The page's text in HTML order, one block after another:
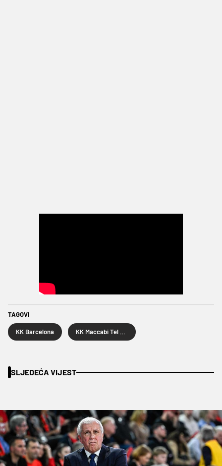
TAGOVI
KK Barcelona
SLJEDEĆA VIJEST